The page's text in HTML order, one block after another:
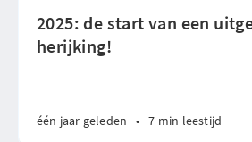
2025: de start van een
herijking!
één jaar geleden • 7 min leestijd